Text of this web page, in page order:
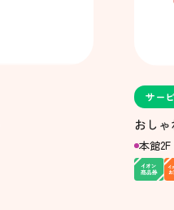
サー
おし
本館2F